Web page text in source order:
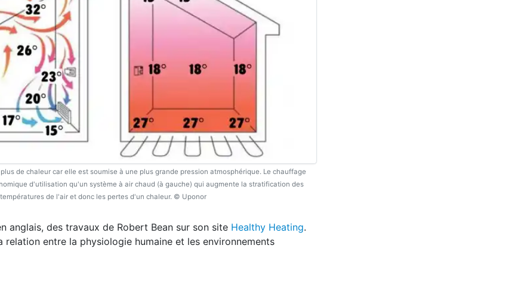
de chaleur car elle est soumise à une plus grande pression atmosphérique. Le chauffage
d'utilisation qu'un système à air chaud (à gauche) qui augmente la stratification des
températures de l'air et donc les pertes d'un chaleur. © Uponor
anglais, des travaux de Robert Bean sur son site Healthy Heating.
entre la physiologie humaine et les environnements